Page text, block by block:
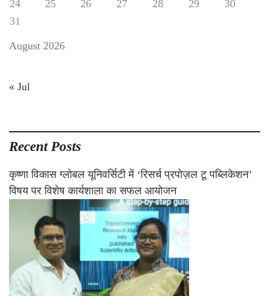
August 2026
24 25 26 27 28 29
30
31
« Jul
Recent Posts
कृष्णा विकास ग्लोबल यूनिवर्सिटी में ‘रिसर्च प्रपोज़ल टू पब्लिकेशन’
विषय पर विशेष कार्यशाला का सफल आयोजन